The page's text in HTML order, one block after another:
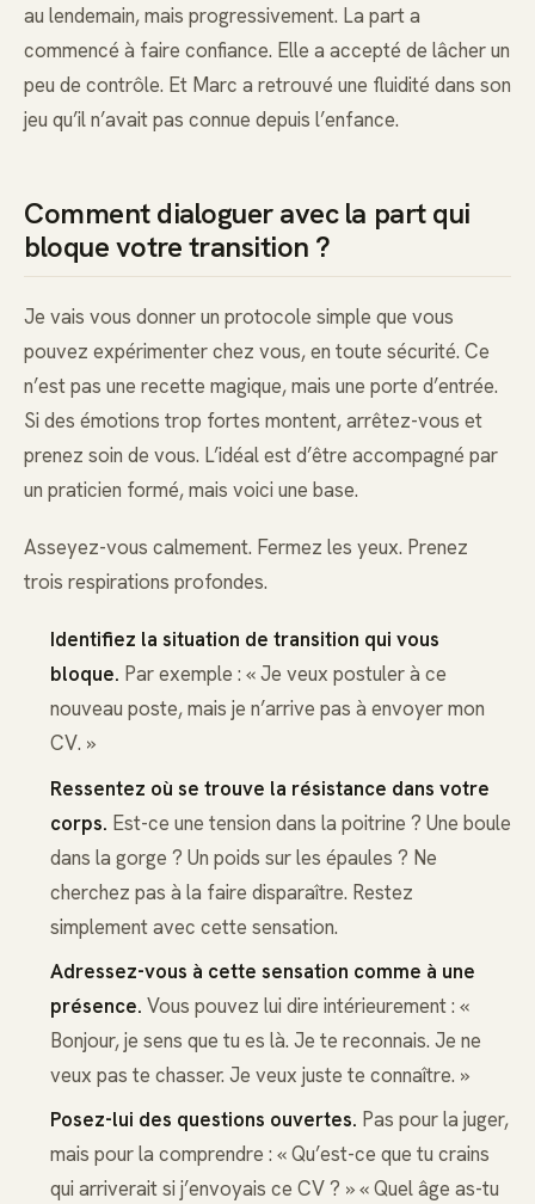
au lendemain, mais progressivement. La part a
commencé à faire confiance. Elle a accepté de lâcher un
peu de contrôle. Et Marc a retrouvé une fluidité dans son
jeu qu’il n’avait pas connue depuis l’enfance.
Comment dialoguer avec la part qui
bloque votre transition ?
Je vais vous donner un protocole simple que vous
pouvez expérimenter chez vous, en toute sécurité. Ce
n’est pas une recette magique, mais une porte d’entrée.
Si des émotions trop fortes montent, arrêtez-vous et
prenez soin de vous. L’idéal est d’être accompagné par
un praticien formé, mais voici une base.
Asseyez-vous calmement. Fermez les yeux. Prenez
trois respirations profondes.
Identifiez la situation de transition qui vous
bloque. Par exemple : « Je veux postuler à ce
nouveau poste, mais je n’arrive pas à envoyer mon
CV. »
Ressentez où se trouve la résistance dans votre
corps. Est-ce une tension dans la poitrine ? Une boule
dans la gorge ? Un poids sur les épaules ? Ne
cherchez pas à la faire disparaître. Restez
simplement avec cette sensation.
Adressez-vous à cette sensation comme à une
présence. Vous pouvez lui dire intérieurement : «
Bonjour, je sens que tu es là. Je te reconnais. Je ne
veux pas te chasser. Je veux juste te connaître. »
Posez-lui des questions ouvertes. Pas pour la juger,
mais pour la comprendre : « Qu’est-ce que tu crains
qui arriverait si j’envoyais ce CV ? » « Quel âge as-tu